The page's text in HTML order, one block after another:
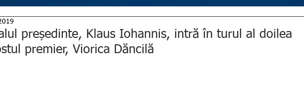
președinte, Klaus Iohannis, intră în turul al doilea
premier, Viorica Dăncilă